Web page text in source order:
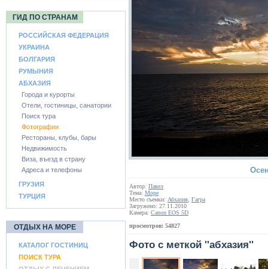
ГИД ПО СТРАНАМ
РОССИЙСКАЯ ФЕДЕРАЦИЯ
УКРАИНА
БОЛГАРИЯ
РУМЫНИЯ
АБХАЗИЯ
Города и курорты
Отели, гостиницы, санатории
Поиск тура
Фотографии
Рестораны, клубы, бары
Недвижимость
Виза, въезд в страну
Адреса и телефоны
ГРУЗИЯ
ТУРЦИЯ
ОТДЫХ НА МОРЕ
КАТАЛОГ ГОСТИНИЦ
ПОИСК ТУРА
Автор: Павел
Тема: Море
Место съемки: Абхазия Гагра
Загружено: 27.11.2010
Камера: Canon EOS 5D
просмотров: 54827
Фото с меткой ''абхазия''